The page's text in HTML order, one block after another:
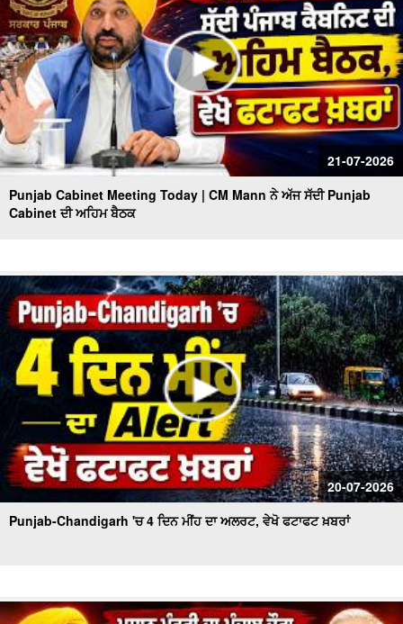
21-07-2026
Punjab Cabinet Meeting Today | CM Mann ਨੇ ਅੱਜ ਸੱਦੀ Punjab
Cabinet ਦੀ ਅਹਿਮ ਬੈਠਕ
20-07-2026
Punjab-Chandigarh 'ਚ 4 ਦਿਨ ਮੀਂਹ ਦਾ ਅਲਰਟ, ਵੇਖੋ ਫਟਾਫਟ ਖ਼ਬਰਾਂ